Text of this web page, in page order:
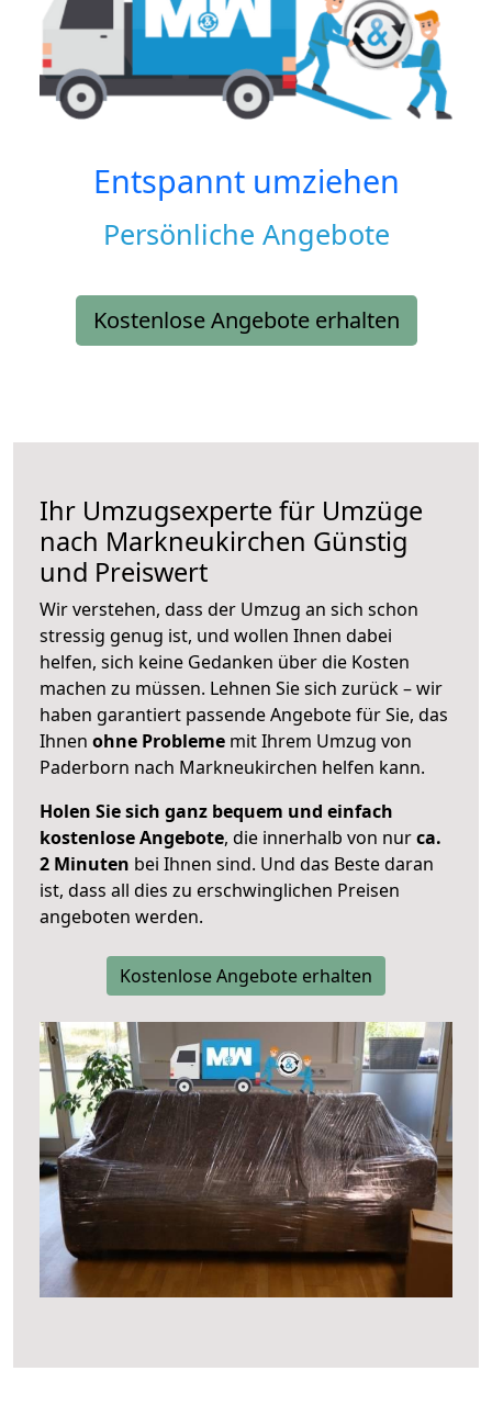
Entspannt umziehen
Persönliche Angebote
Kostenlose Angebote erhalten
Ihr Umzugsexperte für Umzüge
nach Markneukirchen Günstig
und Preiswert
Wir verstehen, dass der Umzug an sich schon
stressig genug ist, und wollen Ihnen dabei
helfen, sich keine Gedanken über die Kosten
machen zu müssen. Lehnen Sie sich zurück – wir
haben garantiert passende Angebote für Sie, das
Ihnen ohne Probleme mit Ihrem Umzug von
Paderborn nach Markneukirchen helfen kann.
Holen Sie sich ganz bequem und einfach
kostenlose Angebote, die innerhalb von nurca.
2 Minuten bei Ihnen sind. Und das Beste daran
ist, dass all dies zu erschwinglichen Preisen
angeboten werden.
Kostenlose Angebote erhalten